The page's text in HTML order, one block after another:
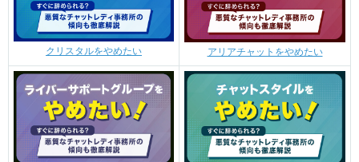
クリスタルをやめたい アリアチャットをやめたい